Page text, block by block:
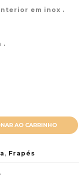
em inox .
.
AO CARRINHO
, Frapés